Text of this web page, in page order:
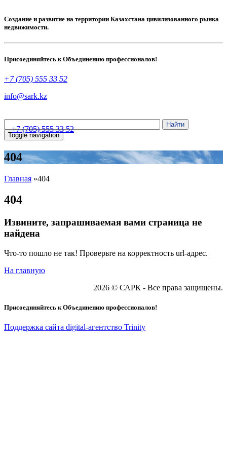
Создание и развитие на территории Казахстана цивилизованного рынка
недвижимости.
Присоединяйтесь к Объединению профессионалов!
+7 (705) 555 33 52
info@sark.kz
+7 (705) 555 33 52
Toggle navigation
404
Главная »404
404
Извините, запрашиваемая вами страница не
найдена
Что-то пошло не так! Проверьте на корректность url-адрес.
На главную
2026 © САРК - Все права защищены.
Присоединяйтесь к Объединению профессионалов!
Поддержка сайта digital-агентство Trinity